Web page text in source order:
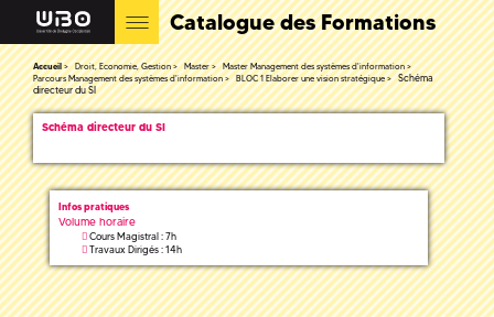
Catalogue des Formations
Accueil Droit, Economie, Gestion Master
Master Management des systèmes d'information
Parcours Management des systèmes d'information
BLOC 1 Elaborer une vision stratégique
Schéma
directeur du SI
Schéma directeur du SI
Infos pratiques
Volume horaire
Cours Magistral : 7h
Travaux Dirigés : 14h